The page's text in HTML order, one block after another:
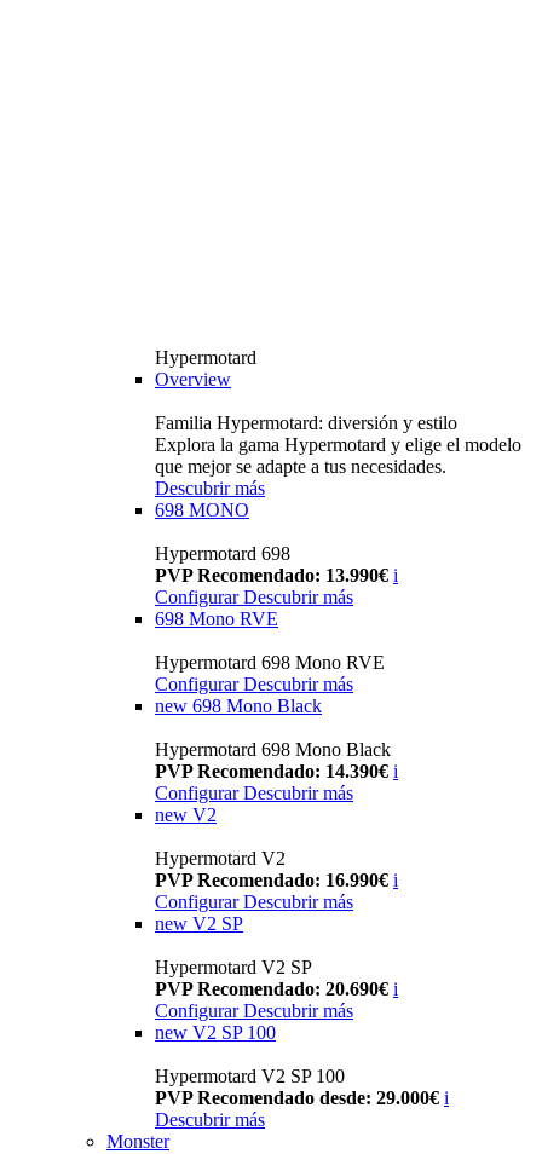
Hypermotard
Overview
Familia Hypermotard: diversión y estilo
Explora la gama Hypermotard y elige el modelo
que mejor se adapte a tus necesidades.
Descubrir más
698 MONO
Hypermotard 698
PVP Recomendado: 13.990€ i
ConfigurarDescubrir más
698 Mono RVE
Hypermotard 698 Mono RVE
Configurar Descubrir más
new 698 Mono Black
Hypermotard 698 Mono Black
PVP Recomendado: 14.390€ i
Configurar Descubrir más
new V2
Hypermotard V2
PVP Recomendado: 16.990€ i
Configurar Descubrir más
new V2 SP
Hypermotard V2 SP
PVP Recomendado: 20.690€ i
Configurar Descubrir más
new V2 SP 100
Hypermotard V2 SP 100
PVP Recomendado desde: 29.000€ i
Descubrir más
Monster